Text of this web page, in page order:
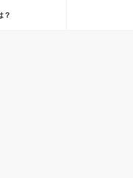
？